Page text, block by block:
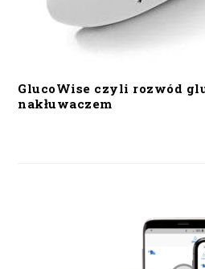
GlucoWise czyli rozwód
nakłuwaczem